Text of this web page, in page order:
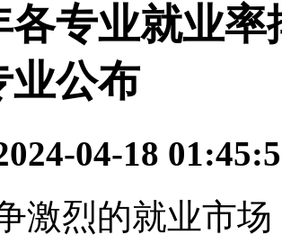
各专业就业
业公布
04-18
激烈的就业市